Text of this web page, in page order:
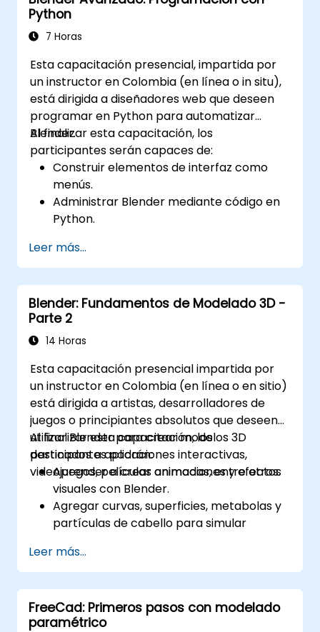
movimientos 3D realistas.
Utilizar herramientas para el mapeo y
de modelos 3D.
Exportar modelos 3D y activos a un motor
de juego, impresora 3D u otro software.
Python
7 Horas
Esta capacitación presencial, impartida por
un instructor en Colombia (en línea o in situ),
está dirigida a diseñadores web que deseen
programar en Python para automatizar
Blender.
Al finalizar esta capacitación, los
participantes serán capaces de:
Construir elementos de interfaz como
menús.
Administrar Blender mediante código en
Python.
ejecución automática.
Explorar y comprender la biblioteca bpy.
Leer más...
Blender: Fundamentos de Modelado 3D -
Parte 2
14 Horas
Esta capacitación presencial impartida por
un instructor en Colombia (en línea o en sitio)
está dirigida a artistas, desarrolladores de
juegos o principiantes absolutos que deseen
utilizar Blender para crear modelos 3D
destinados a aplicaciones interactivas,
videojuegos, películas animadas, entre otros.
Al finalizar esta capacitación, los
participantes podrán:
Aprender a crear animaciones y efectos
visuales con Blender.
Agregar curvas, superficies, metabolas y
partículas de cabello para simular
Obtener una introducción al modelado y
la animación no destructivos.
Exportar modelos y activos 3D a un motor
de juego, impresora 3D u otro software.
Leer más...
FreeCad: Primeros pasos con modelado
paramétrico